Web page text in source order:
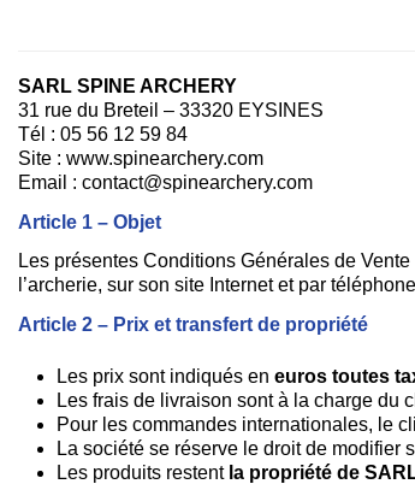
SARL SPINE ARCHERY
31 rue du Breteil – 33320 EYSINES
Tél : 05 56 12 59 84
Site : www.spinearchery.com
Email : contact@spinearchery.com
Article 1 – Objet
Les présentes Conditions Générales de
l’archerie, sur son site Internet et par
Article 2 – Prix et transfert de propriété
Les prix sont indiqués en euros toutes
Les frais de livraison sont à la charge du
Pour les commandes internationales, le
La société se réserve le droit de modifier
Les produits restent la propriété de